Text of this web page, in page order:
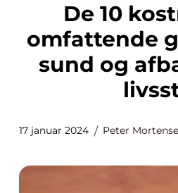
De 10 kostråd: En
omfattende
sund og
17 januar 2024 Peter